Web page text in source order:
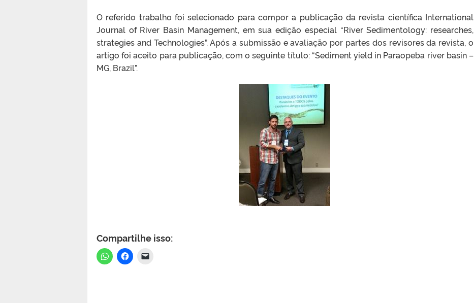
O referido trabalho foi selecionado para compor a publicação da revista científica International
Journal of River Basin Management, em sua edição especial “River Sedimentology: researches,
strategies and Technologies”. Após a submissão e avaliação por partes dos revisores da revista, o
artigo foi aceito para publicação, com o seguinte título: “Sediment yield in Paraopeba river basin –
MG, Brazil”.
Compartilhe isso: